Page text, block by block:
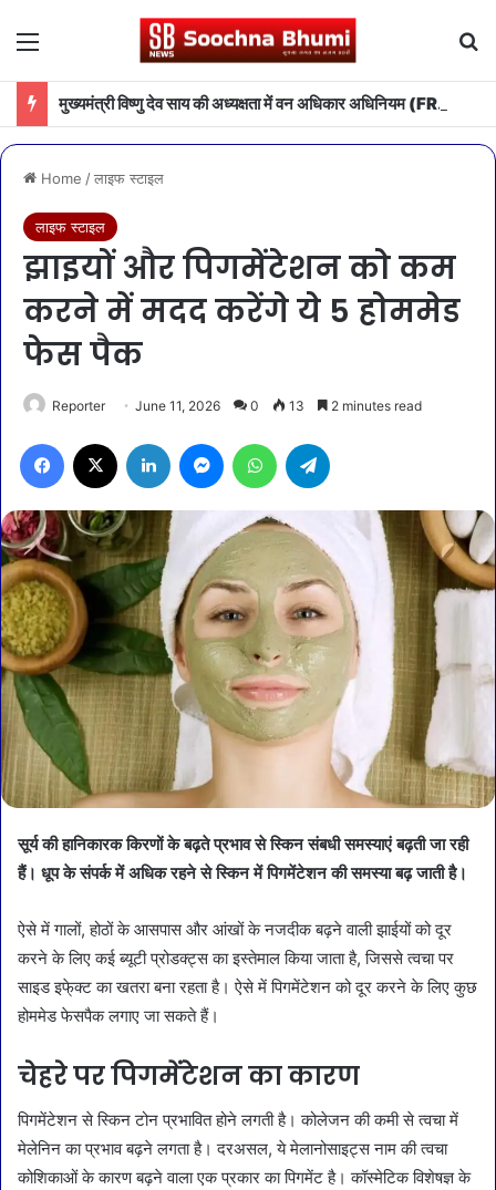
Menu
मुख्यमंत्री विष्णु देव साय की अध्यक्षता में वन अधिकार अधिनियम (FRA) एवं पेसा कानून (PESA) के प्रभावी क्रियान्वयन हेतु गठित टास्क फोर्स की पहली बैठक संपन्न
Home /लाइफ स्टाइल
लाइफ स्टाइल
झाइयों और पिगमेंटेशन को कम
करने में मदद करेंगे ये 5 होममेड
फेस पैक
Reporter June 11, 2026 0 13 2 minutes read
Facebook LinkedIn MessengerWhatsApp
सूर्य की हानिकारक किरणों के बढ़ते प्रभाव से स्किन संबधी समस्याएं बढ़ती जा रही
हैं। धूप के संपर्क में अधिक रहने से स्किन में पिगमेंटेशन की समस्या बढ़ जाती है।
ऐसे में गालों, होठों के आसपास और आंखों के नजदीक बढ़ने वाली झाईयों को दूर
करने के लिए कई ब्यूटी प्रोडक्ट्स का इस्तेमाल किया जाता है, जिससे त्वचा पर
साइड इफे्क्ट का खतरा बना रहता है। ऐसे में पिगमेंटेशन को दूर करने के लिए कुछ
होममेड फेसपैक लगाए जा सकते हैं।
चेहरे पर पिगमेंटेशन का कारण
पिगमेंटेशन से स्किन टोन प्रभावित होने लगती है। कोलेजन की कमी से त्वचा में
मेलेनिन का प्रभाव बढ़ने लगता है। दरअसल, ये मेलानोसाइट्स नाम की त्वचा
कोशिकाओं के कारण बढ़ने वाला एक प्रकार का पिगमेंट है। कॉस्मेटिक विशेषज्ञ के